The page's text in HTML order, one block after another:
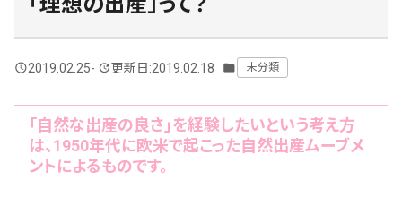
query_builder2019.02.25- update更新日:2019.02.18 folder 未分類
「自然な出産の良さ」を経験したいという考え方
は、1950年代に欧米で起こった自然出産ムーブメ
ントによるものです。